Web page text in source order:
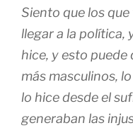
Siento que los
llegar a la política,
hice, y esto puede
más masculinos,
lo hice desde el
generaban las